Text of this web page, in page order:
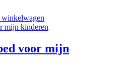
winkelwagen
voor mijn